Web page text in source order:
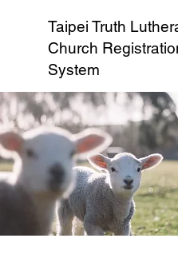
Taipei Truth
Church
System